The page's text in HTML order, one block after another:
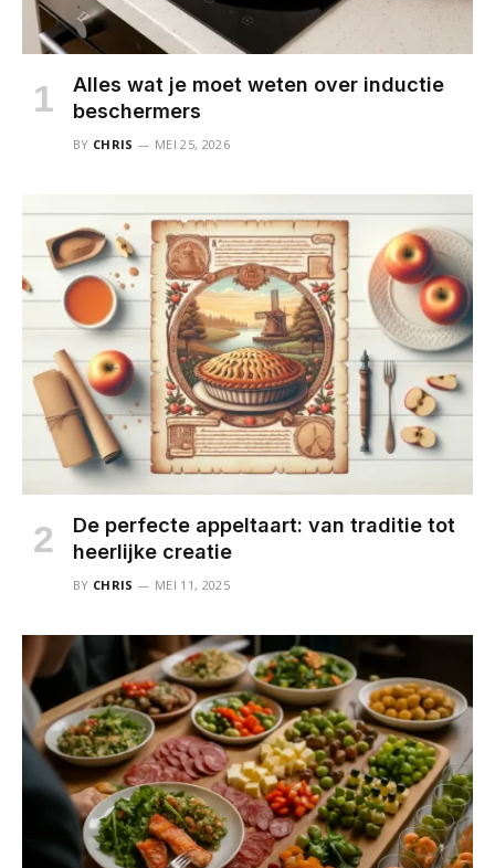
Alles wat je moet weten over inductie
beschermers
BY CHRIS MEI 25, 2026
De perfecte appeltaart: van traditie tot
heerlijke creatie
BY CHRIS MEI 11, 2025